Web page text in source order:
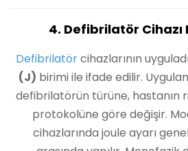
4. Defibrilatör Cihazı
Defibrilatörcihazlarının
(J) birimi ile ifade edilir.
defibrilatörün türüne, hastanın
protokolüne göre değişir.
cihazlarında joule ayarı